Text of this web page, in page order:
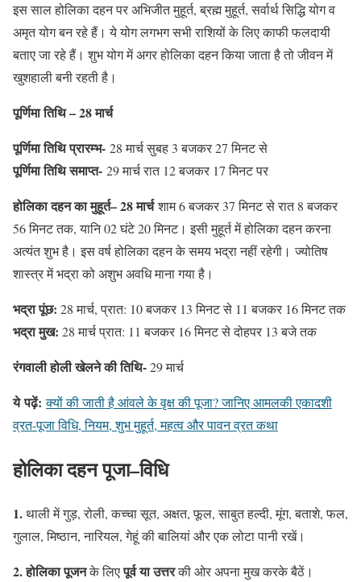
इस साल होलिका दहन पर अभिजीत मुहूर्त, ब्रह्म मुहूर्त, सर्वार्थ सिद्धि योग व
अमृत योग बन रहे हैं। ये योग लगभग सभी राशियों के लिए काफी फलदायी
बताए जा रहे हैं। शुभ योग में अगर होलिका दहन किया जाता है तो जीवन में
खुशहाली बनी रहती है।
पूर्णिमा तिथि– 28 मार्च
पूर्णिमा तिथि प्रारम्भ- 28 मार्च सुबह 3 बजकर 27 मिनट से
पूर्णिमा तिथि समाप्त- 29 मार्च रात 12 बजकर 17 मिनट पर
होलिका दहन का मुहूर्त– 28 मार्चशाम 6 बजकर 37 मिनट से रात 8 बजकर
56 मिनट तक, यानि 02 घंटे 20 मिनट। इसी मुहूर्त में होलिका दहन करना
अत्यंत शुभ है। इस वर्ष होलिका दहन के समय भद्रा नहीं रहेगी। ज्योतिष
शास्त्र में भद्रा को अशुभ अवधि माना गया है।
भद्रा पूंछ: 28 मार्च, प्रात: 10 बजकर 13 मिनट से 11 बजकर 16 मिनट तक
भद्रा मुख: 28 मार्च प्रात: 11 बजकर 16 मिनट से दोहपर 13 बजे तक
रंगवाली होली खेलने की तिथि-29 मार्च
ये पढ़ें:क्यों की जाती है आंवले के वृक्ष की पूजा? जानिए आमलकी एकादशी
व्रत-पूजा विधि, नियम, शुभ मुहूर्त, महत्व और पावन व्रत कथा
होलिकादहनपूजा–विधि
1.थाली में गुड़, रोली, कच्चा सूत, अक्षत, फूल, साबुत हल्दी, मूंग, बताशे, फल,
गुलाल, मिष्ठान, नारियल, गेहूं की बालियां और एक लोटा पानी रखें।
2.होलिका पूजनके लिएपूर्व या उत्तरकी ओर अपना मुख करके बैठें।